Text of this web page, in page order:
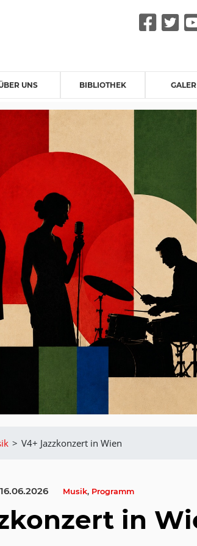
UNS BIBLIOTHEK
> V4+ Jazzkonzert in Wien
16.06.2026 Musik, Programm
in